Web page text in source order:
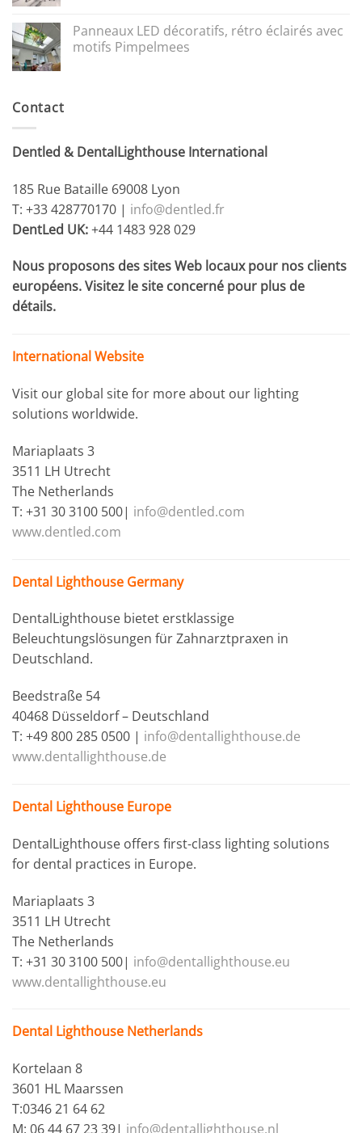
Panneaux LED décoratifs, rétro éclairés avec
motifs Pimpelmees
Contact
Dentled & DentalLighthouse International
185 Rue Bataille 69008 Lyon
T: +33 428770170 | info@dentled.fr
DentLed UK:+44 1483 928 029
Nous proposons des sites Web locaux pour nos clients
européens. Visitez le site concerné pour plus de
détails.
International Website
Visit our global site for more about our lighting
solutions worldwide.
Mariaplaats 3
3511 LH Utrecht
The Netherlands
T: +31 30 3100 500| info@dentled.com
www.dentled.com
Dental Lighthouse Germany
DentalLighthouse bietet erstklassige
Beleuchtungslösungen für Zahnarztpraxen in
Deutschland.
Beedstraße 54
40468 Düsseldorf – Deutschland
T: +49 800 285 0500 | info@dentallighthouse.de
www.dentallighthouse.de
Dental Lighthouse Europe
DentalLighthouse offers first-class lighting solutions
for dental practices in Europe.
Mariaplaats 3
3511 LH Utrecht
The Netherlands
T: +31 30 3100 500| info@dentallighthouse.eu
www.dentallighthouse.eu
Dental Lighthouse Netherlands
Kortelaan 8
3601 HL Maarssen
T:0346 21 64 62
M: 06 44 67 23 39| info@dentallighthouse.nl